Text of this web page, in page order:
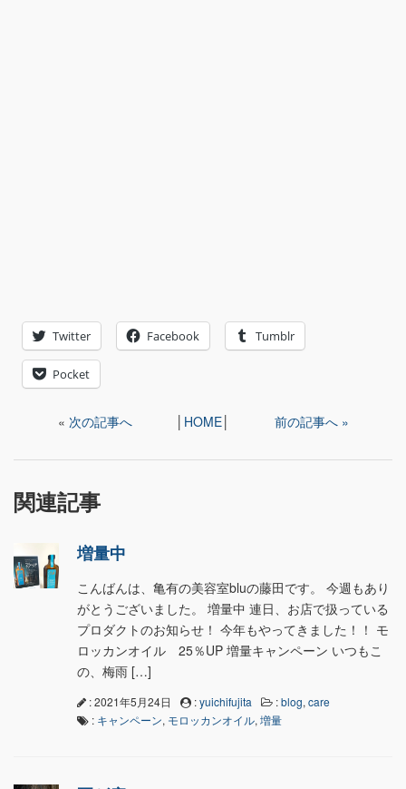
Twitter Facebook Tumblr
Pocket
« 次の記事へ HOME 前の記事へ »
関連記事
増量中
こんばんは、亀有の美容室bluの藤田です。 今週もあり
がとうございました。 増量中 連日、お店で扱っている
プロダクトのお知らせ！ 今年もやってきました！！ モ
ロッカンオイル 25％UP 増量キャンペーン いつもこ
の、梅雨 […]
: 2021年5月24日 :yuichifujita :blog, care
: キャンペーン, モロッカンオイル, 増量